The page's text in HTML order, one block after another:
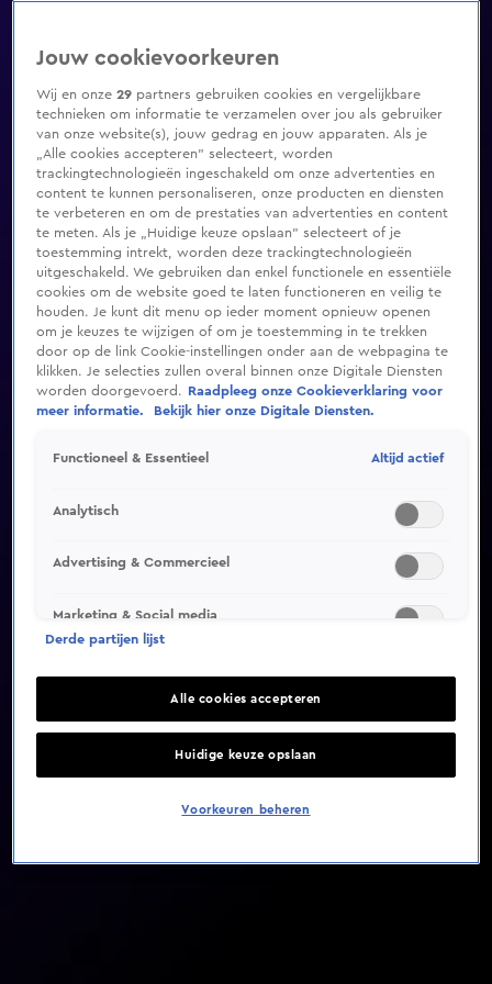
Video helaas niet gevonden
Jouw cookievoorkeuren
Wij en onze29 partners gebruiken cookies en vergelijkbare
technieken om informatie te verzamelen over jou als gebruiker
van onze website(s), jouw gedrag en jouw apparaten. Als je
„Alle cookies accepteren” selecteert, worden
trackingtechnologieën ingeschakeld om onze advertenties en
content te kunnen personaliseren, onze producten en diensten
te verbeteren en om de prestaties van advertenties en content
te meten. Als je „Huidige keuze opslaan” selecteert of je
toestemming intrekt, worden deze trackingtechnologieën
uitgeschakeld. We gebruiken dan enkel functionele en essentiële
cookies om de website goed te laten functioneren en veilig te
houden. Je kunt dit menu op ieder moment opnieuw openen
om je keuzes te wijzigen of om je toestemming in te trekken
door op de link Cookie-instellingen onder aan de webpagina te
klikken. Je selecties zullen overal binnen onze Digitale Diensten
worden doorgevoerd.
Raadpleeg onze Cookieverklaring voor
meer informatie.
Bekijk hier onze Digitale Diensten.
Functioneel & Essentieel Altijd actief
Analytisch
Advertising & Commercieel
Marketing & Social media
Derde partijen lijst
Alle cookies accepteren
Huidige keuze opslaan
Voorkeuren beheren